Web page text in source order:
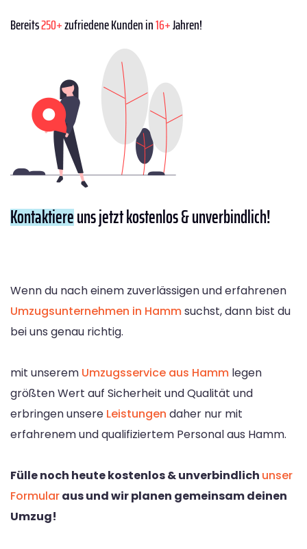
Bereits250+zufriedene Kunden in16+Jahren!
Kontaktiereuns jetzt kostenlos & unverbindlich!
Wenn du nach einem zuverlässigen und erfahrenen
Umzugsunternehmen in Hammsuchst, dann bist du
bei uns genau richtig.
mit unserem Umzugsservice aus Hamm legen
größten Wert auf Sicherheit und Qualität und
erbringen unsere Leistungen daher nur mit
erfahrenem und qualifiziertem Personal aus Hamm.
Fülle noch heute kostenlos & unverbindlich unser
Formularaus und wir planen gemeinsam deinen
Umzug!